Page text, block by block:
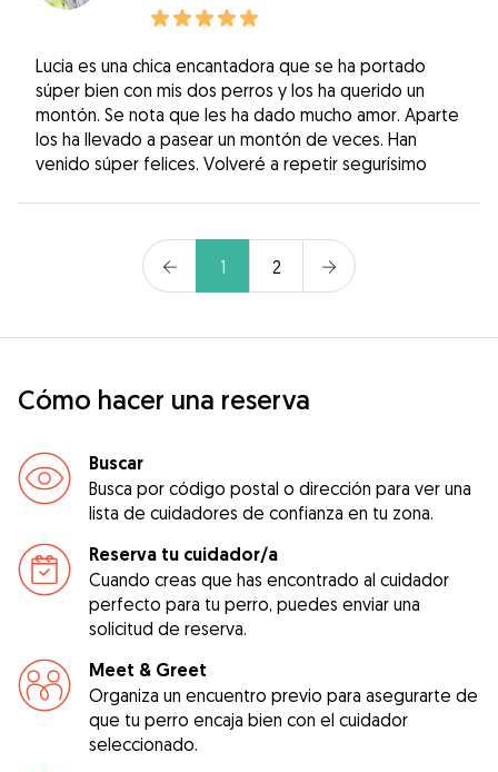
Lucia es una chica encantadora que se ha portado
súper bien con mis dos perros y los ha querido un
montón. Se nota que les ha dado mucho amor. Aparte
los ha llevado a pasear un montón de veces. Han
venido súper felices. Volveré a repetir segurísimo
1 2
Cómo hacer una reserva
Buscar
Busca por código postal o dirección para ver una
lista de cuidadores de confianza en tu zona.
Reserva tu cuidador/a
Cuando creas que has encontrado al cuidador
perfecto para tu perro, puedes enviar una
solicitud de reserva.
Meet & Greet
Organiza un encuentro previo para asegurarte de
que tu perro encaja bien con el cuidador
seleccionado.